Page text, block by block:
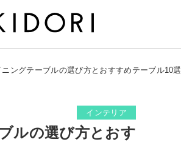
ングテーブルの選び方とおすすめテーブル10選
インテリア
ルの選び方とおす